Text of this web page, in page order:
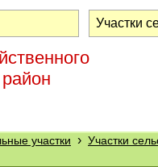
участки › Участки